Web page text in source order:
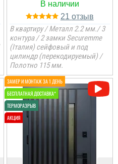
Іван
Класний дизайн,надійне
21
В квартиру / Металл 2.2 мм./ 3
контура / 2 замки Securemme
(Італия) сейфовый и под
цилиндр (перекодируемый) /
Полотно 115 мм.